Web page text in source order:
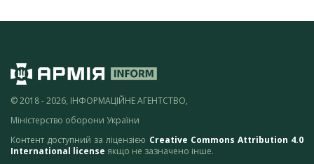
© 2018 - 2026, ІНФОРМАЦІЙНЕ АГЕНТСТВО,
Міністерство оборони України
Контент доступний за ліцензією Creative Commons Attribution 4.0
International license якщо не зазначено інше.